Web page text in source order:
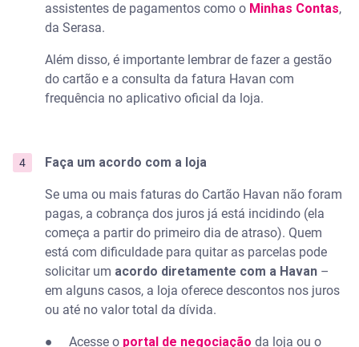
assistentes de pagamentos como o Minhas Contas,
da Serasa.
Além disso, é importante lembrar de fazer a gestão
do cartão e a consulta da fatura Havan com
frequência no aplicativo oficial da loja.
Faça um acordo com a loja
Se uma ou mais faturas do Cartão Havan não foram
pagas, a cobrança dos juros já está incidindo (ela
começa a partir do primeiro dia de atraso). Quem
está com dificuldade para quitar as parcelas pode
solicitar um acordo diretamente com a Havan –
em alguns casos, a loja oferece descontos nos juros
ou até no valor total da dívida.
● Acesse o portal de negociação da loja ou o